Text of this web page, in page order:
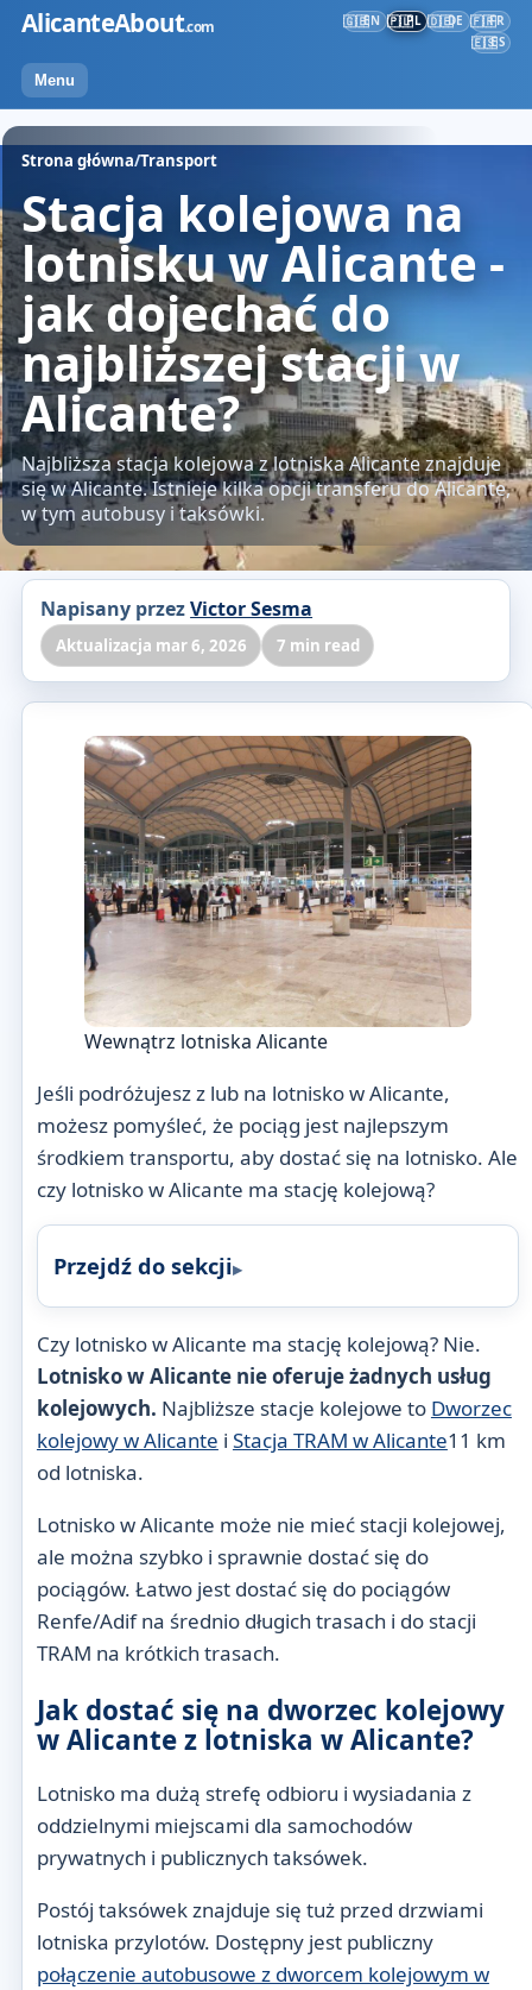
Przejdź
treści
AlicanteAbout.com
Menu
🇬🇧EN 🇵🇱PL 🇩🇪DE 🇫🇷FR
🇪🇸ES
Strona główna/Transport
Stacja kolejowa na
lotnisku w Alicante -
jak dojechać do
najbliższej stacji w
Alicante?
Najbliższa stacja kolejowa z lotniska Alicante znajduje
się w Alicante. Istnieje kilka opcji transferu do Alicante,
w tym autobusy i taksówki.
Napisany przezVictor Sesma
Aktualizacja mar 6, 2026 7 min read
Wewnątrz lotniska Alicante
Jeśli podróżujesz z lub na lotnisko w Alicante,
możesz pomyśleć, że pociąg jest najlepszym
środkiem transportu, aby dostać się na lotnisko. Ale
czy lotnisko w Alicante ma stację kolejową?
Przejdź do sekcji
Czy lotnisko w Alicante ma stację kolejową? Nie.
Lotnisko w Alicante nie oferuje żadnych usług
kolejowych. Najbliższe stacje kolejowe to Dworzec
kolejowy w Alicante i Stacja TRAM w Alicante11 km
od lotniska.
Lotnisko w Alicante może nie mieć stacji kolejowej,
ale można szybko i sprawnie dostać się do
pociągów. Łatwo jest dostać się do pociągów
Renfe/Adif na średnio długich trasach i do stacji
TRAM na krótkich trasach.
Jak dostać się na dworzec kolejowy
w Alicante z lotniska w Alicante?
Lotnisko ma dużą strefę odbioru i wysiadania z
oddzielnymi miejscami dla samochodów
prywatnych i publicznych taksówek.
Postój taksówek znajduje się tuż przed drzwiami
lotniska przylotów. Dostępny jest publiczny
połączenie autobusowe z dworcem kolejowym w